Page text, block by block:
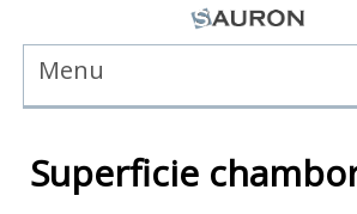
Menu
Superficie